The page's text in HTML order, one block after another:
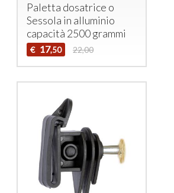
Paletta dosatrice o
Sessola in alluminio
capacità 2500 grammi
€ 17,50 22,00